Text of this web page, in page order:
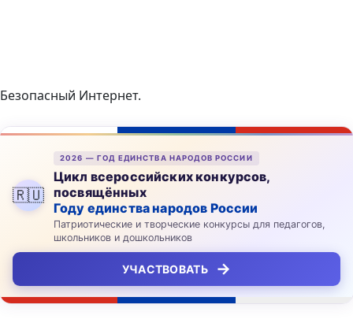
Безопасный Интернет.
🇷🇺
2026 — ГОД ЕДИНСТВА НАРОДОВ РОССИИ
Цикл всероссийских конкурсов,
посвящённых
Году единства народов России
Патриотические и творческие конкурсы для педагогов,
школьников и дошкольников
УЧАСТВОВАТЬ →